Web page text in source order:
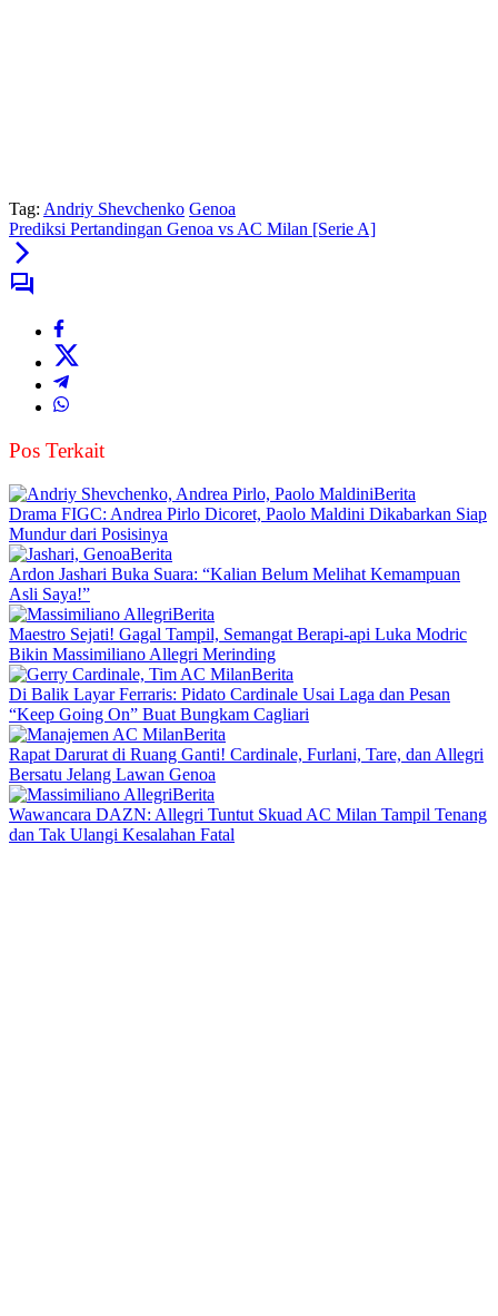
Tag: Andriy Shevchenko Genoa
Prediksi Pertandingan Genoa vs AC Milan [Serie A]
Pos Terkait
Berita
Drama FIGC: Andrea Pirlo Dicoret, Paolo Maldini Dikabarkan Siap
Mundur dari Posisinya
Berita
Ardon Jashari Buka Suara: “Kalian Belum Melihat Kemampuan
Asli Saya!”
Berita
Maestro Sejati! Gagal Tampil, Semangat Berapi-api Luka Modric
Bikin Massimiliano Allegri Merinding
Berita
Di Balik Layar Ferraris: Pidato Cardinale Usai Laga dan Pesan
“Keep Going On” Buat Bungkam Cagliari
Berita
Rapat Darurat di Ruang Ganti! Cardinale, Furlani, Tare, dan Allegri
Bersatu Jelang Lawan Genoa
Berita
Wawancara DAZN: Allegri Tuntut Skuad AC Milan Tampil Tenang
dan Tak Ulangi Kesalahan Fatal